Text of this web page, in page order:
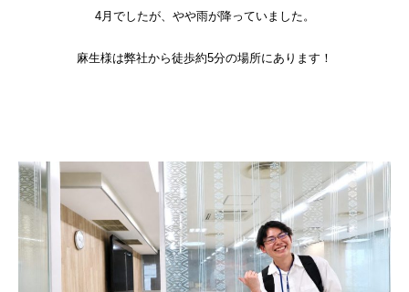
4月でしたが、やや雨が降っていました。
麻生様は弊社から徒歩約5分の場所にあります！